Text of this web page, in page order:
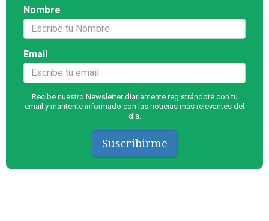
Nombre
Email
Recibe nuestro Newsletter diariamente registrándote con tu
email y mantente informado con las noticias más relevantes del
día.
Suscribirme